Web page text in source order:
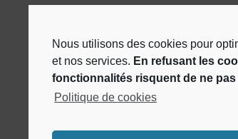
Nous utilisons des cookies pour
et nos services. En refusant les
fonctionnalités risquent de ne
Politique de cookies